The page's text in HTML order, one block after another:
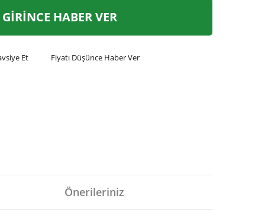
HABER VER
Et Fiyatı Düşünce Haber Ver
Önerileriniz